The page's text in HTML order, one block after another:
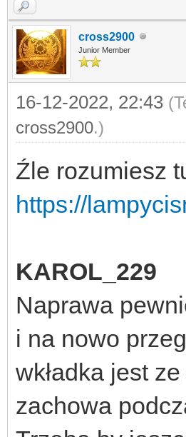
cross2900
Junior Member
16-12-2022, 22:43
cross2900.)
Źle rozumiesz
https://
KAROL_229
Naprawa
i na nowo
wkładka jest
zachowa